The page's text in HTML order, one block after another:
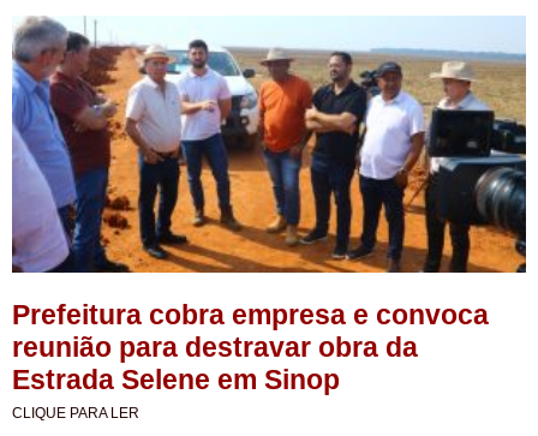
Prefeitura cobra empresa e convoca
reunião para destravar obra da
Estrada Selene em Sinop
CLIQUE PARA LER